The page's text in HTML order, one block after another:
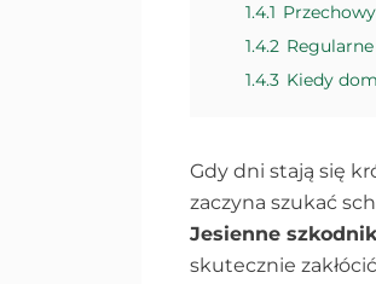
1.4.1
1.4.2
1.4.3 Kiedy
Gdy dni stają się
zaczyna szukać
Jesienne
skutecznie